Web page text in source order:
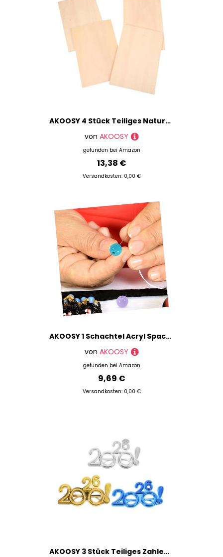
AKOOSY 4 Stück Teiliges Naturbelassene Holzplatten Glatt zum Basteln und Schnitzen für DIY Kunstprojekte und Hängende Dekorationen Kreative Holzrohlinge für Vielfältige
von AKOOSY
gefunden bei Amazon
13,38 €
Versandkosten: 0,00 €
AKOOSY 1 Schachtel Acryl Spacer Perlen Vielfältige Runde DIY Bastelperlen für Armband Halskette Schmuckherstellung Zubehör Vielseitige Farben Fächer Box
von AKOOSY
gefunden bei Amazon
9,69 €
Versandkosten: 0,00 €
AKOOSY 3 Stück Teiliges Zahlenbrillen mit Ausrufezeichen Bunte Partybrillen in Blau Silber Gold Glitzernde Year S Eve Eyewear Unisex Lustige Neujahrsfeier Accessoires für Fotorequisiten